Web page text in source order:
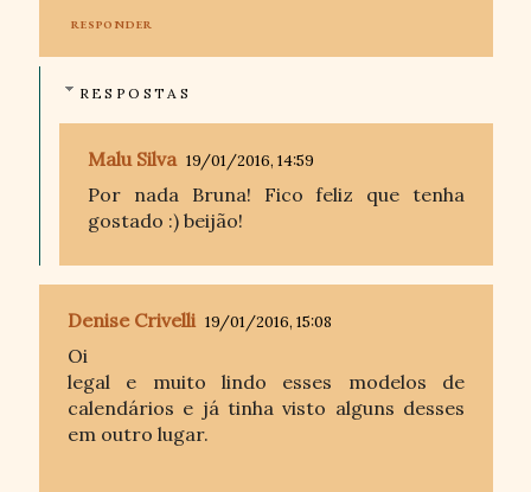
RESPONDER
RESPOSTAS
Malu Silva 19/01/2016, 14:59
Por nada Bruna! Fico feliz que tenha
gostado :) beijão!
Denise Crivelli 19/01/2016, 15:08
Oi
legal e muito lindo esses modelos de
calendários e já tinha visto alguns desses
em outro lugar.